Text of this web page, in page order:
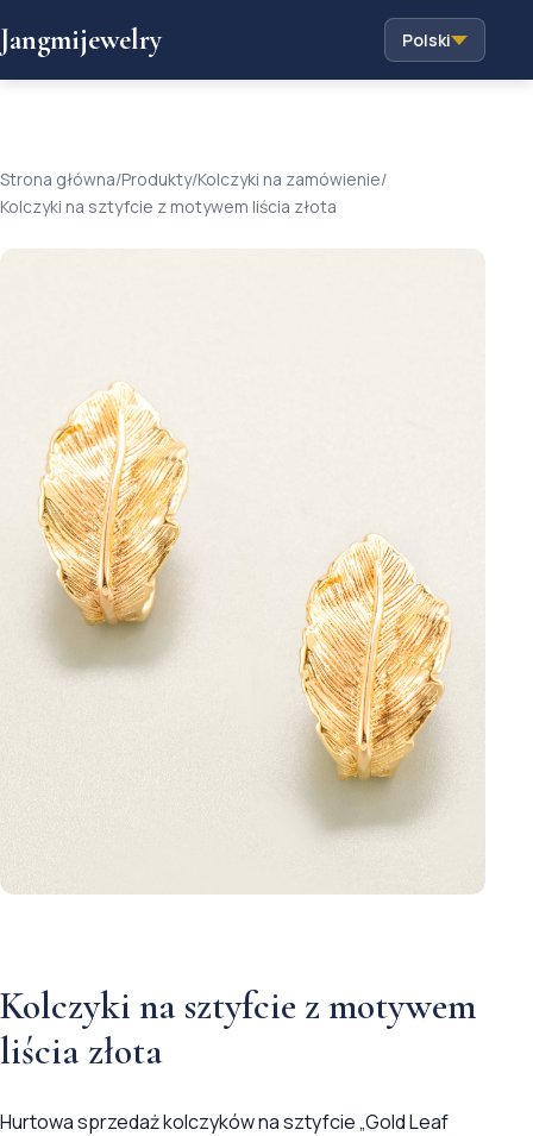
Jangmijewelry Polski
Strona główna/Produkty/Kolczyki na zamówienie/
Kolczyki na sztyfcie z motywem liścia złota
Kolczyki na sztyfcie z motywem
liścia złota
Hurtowa sprzedaż kolczyków na sztyfcie „Gold Leaf